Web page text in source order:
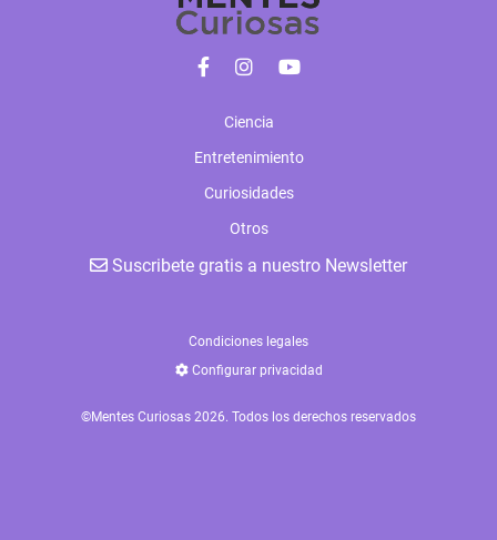
Ciencia
Entretenimiento
Curiosidades
Otros
Suscribete gratis a nuestro Newsletter
Condiciones legales
Configurar privacidad
©Mentes Curiosas 2026. Todos los derechos reservados